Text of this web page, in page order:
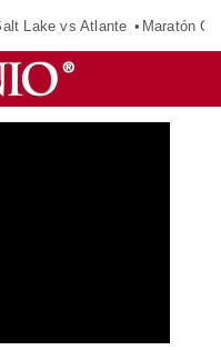
Lake vs Atlante Maratón